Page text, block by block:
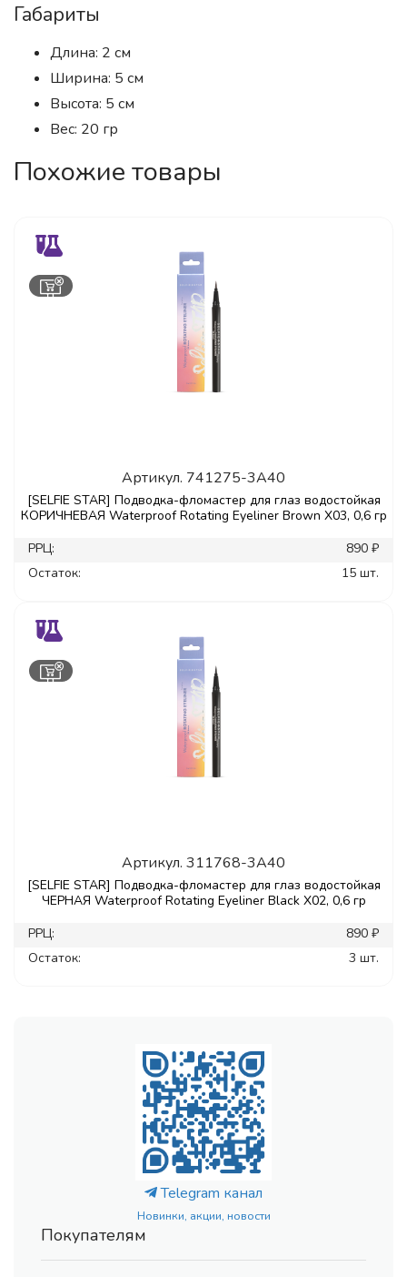
Габариты
Длина: 2 см
Ширина: 5 см
Высота: 5 см
Вес: 20 гр
Похожие товары
Артикул. 741275-3A40
[SELFIE STAR] Подводка-фломастер для глаз водостойкая
КОРИЧНЕВАЯ Waterproof Rotating Eyeliner Brown X03, 0,6 гр
РРЦ:
890 ₽
Остаток:
15 шт.
Артикул. 311768-3A40
[SELFIE STAR] Подводка-фломастер для глаз водостойкая
ЧЕРНАЯ Waterproof Rotating Eyeliner Black X02, 0,6 гр
РРЦ:
890 ₽
Остаток:
3 шт.
Telegram канал
Новинки, акции, новости
Покупателям